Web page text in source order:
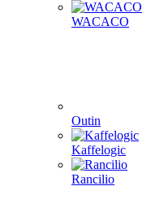
WACACO
Outin
Kaffelogic
Rancilio